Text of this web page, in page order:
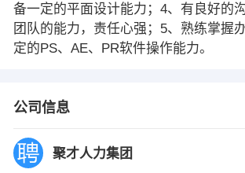
备一定的平面设计能力；4、有良好的
团队的能力，责任心强；5、熟练掌握
定的PS、AE、PR软件操作能力。
公司信息
聚才人力集团